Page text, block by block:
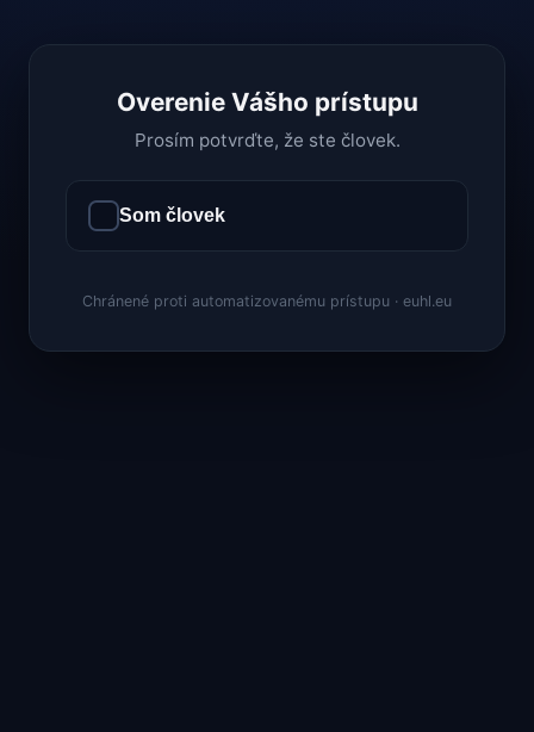
Overenie Vášho prístupu
Prosím potvrďte, že ste človek.
Som človek
Chránené proti automatizovanému prístupu · euhl.eu